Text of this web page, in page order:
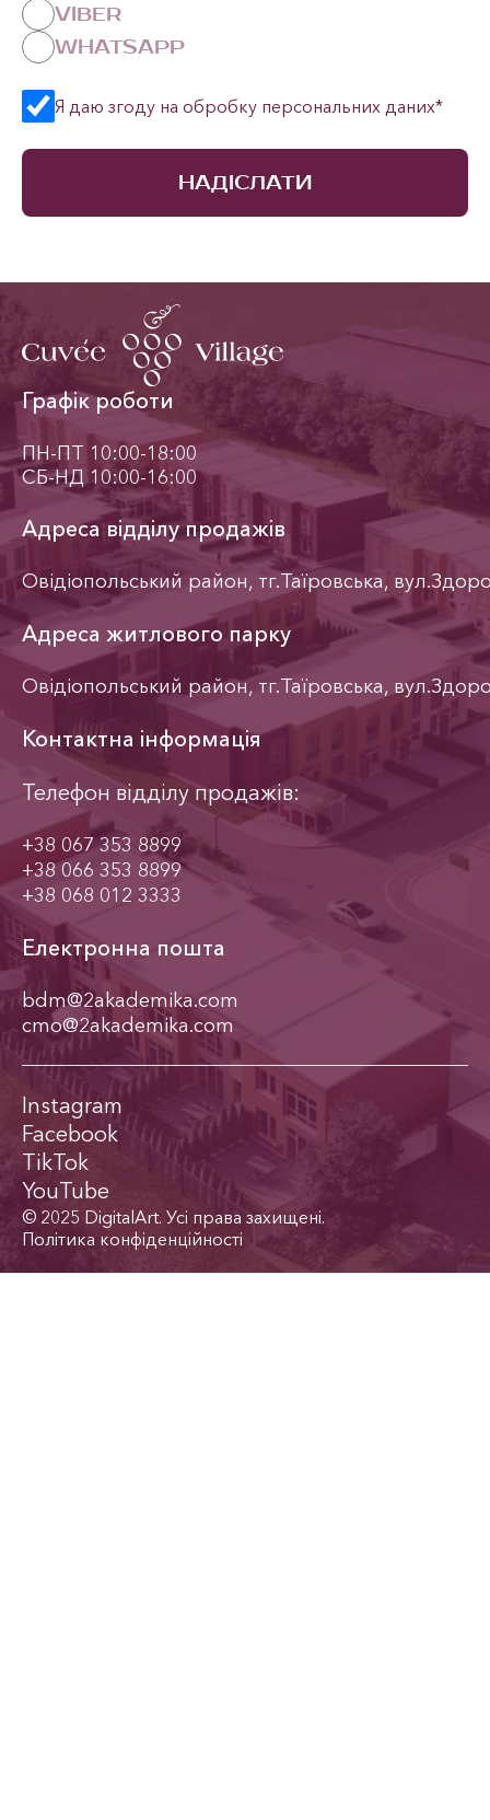
VIBER
WHATSAPP
Я даю згоду на обробку персональних даних*
Графік роботи
ПН-ПТ 10:00-18:00
СБ-НД 10:00-16:00
Адреса відділу продажів
Овідіопольський район, тг.Таїровська,
Адреса житлового парку
Овідіопольський район, тг.Таїровська,
Контактна інформація
Телефон відділу продажів:
+38 067 353 8899
+38 066 353 8899
+38 068 012 3333
Електронна пошта
bdm@2akademika.com
cmo@2akademika.com
Instagram
Facebook
TikTok
YouTube
© 2025 DigitalArt. Усі права захищені.
Політика конфіденційності